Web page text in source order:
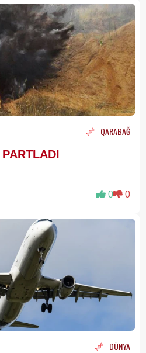
QARABAĞ
PARTLADI
0 0
DÜNYA